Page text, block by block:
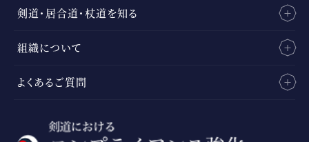
剣道・居合道・杖道を知る
組織について
よくあるご質問